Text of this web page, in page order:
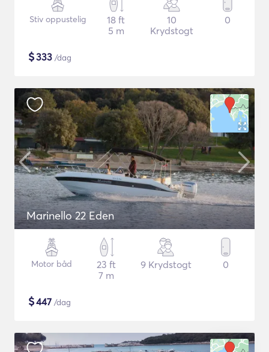
Stiv oppustelig
18 ft
5 m
10
Krydstogt
0
$333 /dag
Marinello 22 Eden
Motor båd
23 ft
7 m
9 Krydstogt 0
$447 /dag